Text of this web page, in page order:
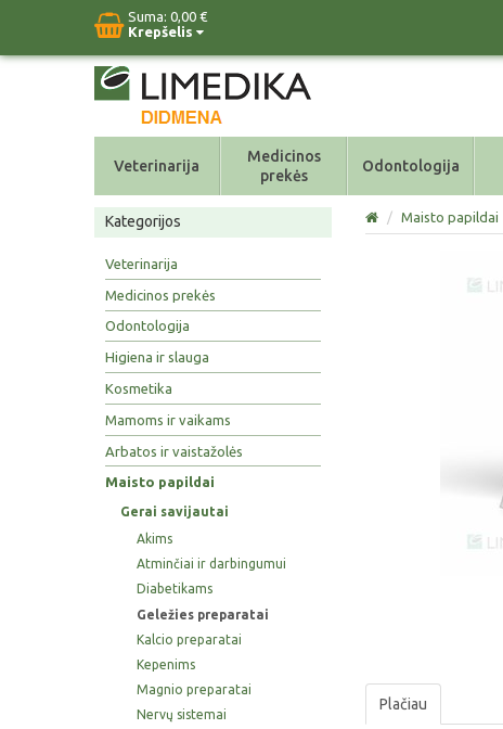
Suma: 0,00 €
Krepšelis
Veterinarija
Medicinos
prekės
Odontologija
Kategorijos
Veterinarija
Medicinos prekės
Odontologija
Higiena ir slauga
Kosmetika
Mamoms ir vaikams
Arbatos ir vaistažolės
Maisto papildai
Gerai savijautai
Akims
Atminčiai ir darbingumui
Diabetikams
Geležies preparatai
Kalcio preparatai
Kepenims
Magnio preparatai
Nervų sistemai
/ Maisto papildai
Plačiau